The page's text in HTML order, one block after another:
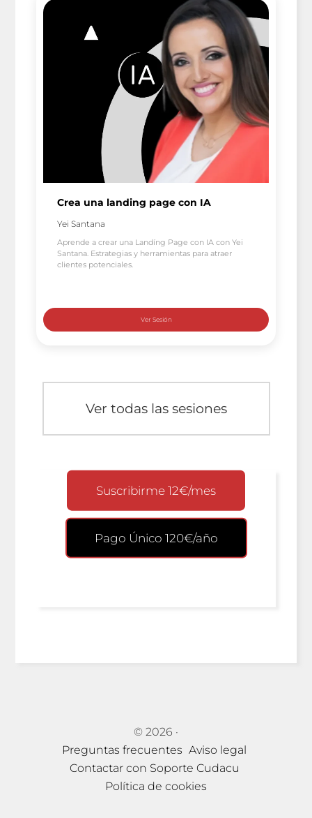
Crea una landing page con IA
Yei Santana
Aprende a crear una Landíng Page con IA con Yei
Santana. Estrategias y herramientas para atraer
clientes potenciales.
Ver todas las sesiones
Suscribirme 12€/mes
Pago Único 120€/año
© 2026 ·
Preguntas frecuentes Aviso legal
Contactar con Soporte Cudacu
Política de cookies